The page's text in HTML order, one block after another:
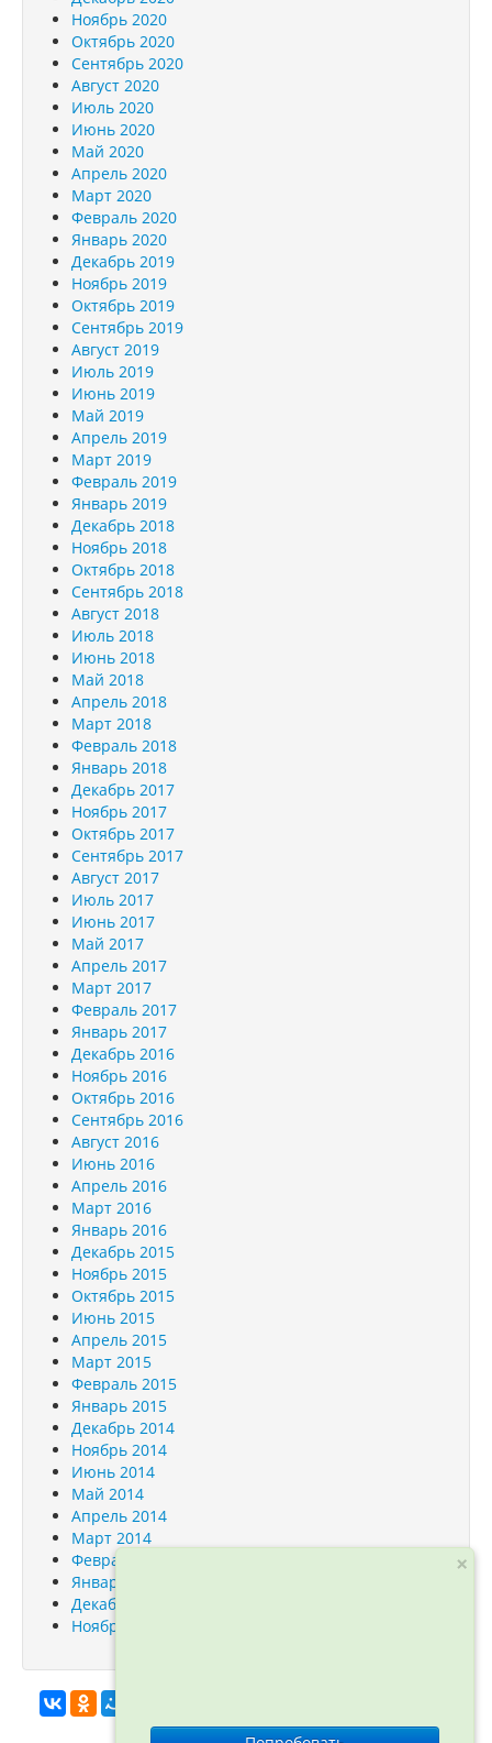
Ноябрь 2020
Октябрь 2020
Сентябрь 2020
Август 2020
Июль 2020
Июнь 2020
Май 2020
Апрель 2020
Март 2020
Февраль 2020
Январь 2020
Декабрь 2019
Ноябрь 2019
Октябрь 2019
Сентябрь 2019
Август 2019
Июль 2019
Июнь 2019
Май 2019
Апрель 2019
Март 2019
Февраль 2019
Январь 2019
Декабрь 2018
Ноябрь 2018
Октябрь 2018
Сентябрь 2018
Август 2018
Июль 2018
Июнь 2018
Май 2018
Апрель 2018
Март 2018
Февраль 2018
Январь 2018
Декабрь 2017
Ноябрь 2017
Октябрь 2017
Сентябрь 2017
Август 2017
Июль 2017
Июнь 2017
Май 2017
Апрель 2017
Март 2017
Февраль 2017
Январь 2017
Декабрь 2016
Ноябрь 2016
Октябрь 2016
Сентябрь 2016
Август 2016
Июнь 2016
Апрель 2016
Март 2016
Январь 2016
Декабрь 2015
Ноябрь 2015
Октябрь 2015
Июнь 2015
Апрель 2015
Март 2015
Февраль 2015
Январь 2015
Декабрь 2014
Ноябрь 2014
Июнь 2014
Май 2014
Апрель 2014
Март 2014
Февраль 2014
Январь 2014
Декабрь 2013
Ноябрь 2013
© ООО
×